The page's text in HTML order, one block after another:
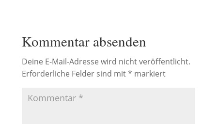
Kommentar absenden
Deine E-Mail-Adresse wird nicht veröffentlicht.
Erforderliche Felder sind mit* markiert